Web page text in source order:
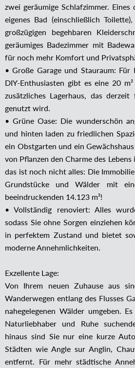
zwei geräumige Schlafzimmer.
eigenes Bad (einschließlich
großzügigen begehbaren
geräumiges Badezimmer mit
für noch mehr Komfort und
• Große Garage und Stauraum: Für
DIY-Enthusiasten gibt es eine 20
zusätzliches Lagerhaus, das
genutzt wird.
• Grüne Oase: Die wunderschön
und hinten laden zu friedlichen
ein Obstgarten und ein
von Pflanzen den Charme des
das ist noch nicht alles: Die
Grundstücke und Wälder mit
beeindruckenden 14.123 m²!
• Vollständig renoviert: Alles
sodass Sie ohne Sorgen einziehen
in perfektem Zustand und bietet
moderne Annehmlichkeiten.
Exzellente Lage:
Von Ihrem neuen Zuhause aus
Wanderwegen entlang des Flusses
nahegelegenen Wälder umgeben.
Naturliebhaber und Ruhe
hinaus sind Sie nur eine kurze
Städten wie Angle sur Anglin,
entfernt. Für mehr städtische